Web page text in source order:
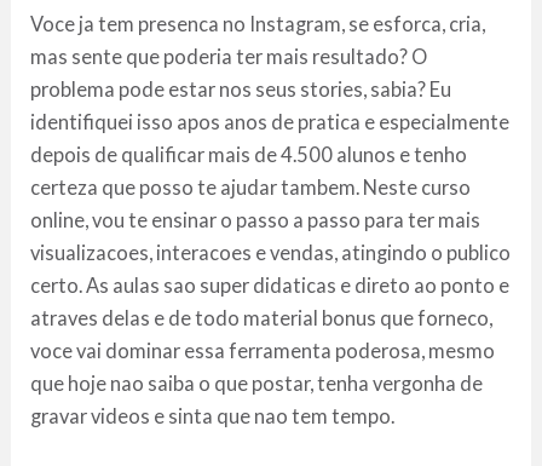
Voce ja tem presenca no Instagram, se esforca, cria,
mas sente que poderia ter mais resultado? O
problema pode estar nos seus stories, sabia? Eu
identifiquei isso apos anos de pratica e especialmente
depois de qualificar mais de 4.500 alunos e tenho
certeza que posso te ajudar tambem. Neste curso
online, vou te ensinar o passo a passo para ter mais
visualizacoes, interacoes e vendas, atingindo o publico
certo. As aulas sao super didaticas e direto ao ponto e
atraves delas e de todo material bonus que forneco,
voce vai dominar essa ferramenta poderosa, mesmo
que hoje nao saiba o que postar, tenha vergonha de
gravar videos e sinta que nao tem tempo.